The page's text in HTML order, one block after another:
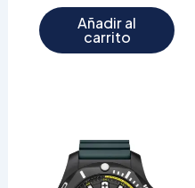
Añadir al
carrito